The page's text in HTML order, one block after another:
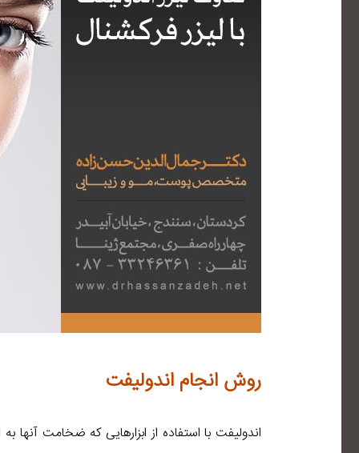
روش انجام اندولیفت
اندولیفت با استفاده از ابزارهایی که ضخامت